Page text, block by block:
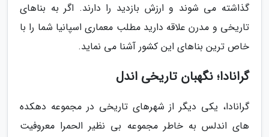
گذاشته می شوند و ارزش بازدید را دارند. اگر به بناهای
تاریخی و مدرن علاقه دارید مطلب معماری اسپانیا شما را با
خاص ترین بناهای این کشور آشنا می نماید.
گرانادا؛ نگهبان تاریخی اندل
گرانادا، یکی دیگر از شهرهای تاریخی در مجموعه دهکده
های اندلس به خاطر مجموعه بی نظیر الحمرا معروفیت